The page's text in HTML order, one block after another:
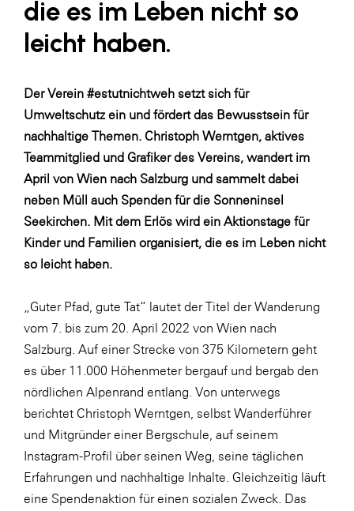
SeneCura
SERVICE&MORE
Somfy
Sony DADC
SPIEGLTEC
STIHL Tirol
Trend Micro
TAG GmbH
VALETTA
Wirtschaftskammer Salzburg
WKS Fachgruppe Fahrzeughandel und
Fahrzeugtechnik
WKS Fachgruppe Finanzdienstleister
WK UBIT
Zühlke
Media
die es im Leben nicht so
leicht haben.
Der Verein #estutnichtweh setzt sich für
Umweltschutz ein und fördert das Bewusstsein für
nachhaltige Themen. Christoph Werntgen, aktives
Teammitglied und Grafiker des Vereins, wandert im
April von Wien nach Salzburg und sammelt dabei
neben Müll auch Spenden für die Sonneninsel
Seekirchen. Mit dem Erlös wird ein Aktionstage für
Kinder und Familien organisiert, die es im Leben nicht
so leicht haben.
„Guter Pfad, gute Tat“ lautet der Titel der Wanderung
vom 7. bis zum 20. April 2022 von Wien nach
Salzburg. Auf einer Strecke von 375 Kilometern geht
es über 11.000 Höhenmeter bergauf und bergab den
nördlichen Alpenrand entlang. Von unterwegs
berichtet Christoph Werntgen, selbst Wanderführer
und Mitgründer einer Bergschule, auf seinem
Instagram-Profil über seinen Weg, seine täglichen
Erfahrungen und nachhaltige Inhalte. Gleichzeitig läuft
eine Spendenaktion für einen sozialen Zweck. Das